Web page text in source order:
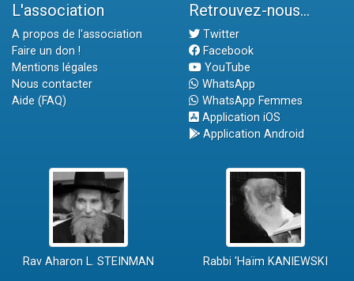
L'association
A propos de l'association
Faire un don !
Mentions légales
Nous contacter
Aide (FAQ)
Retrouvez-nous...
Twitter
Facebook
YouTube
WhatsApp
WhatsApp Femmes
Application iOS
Application Android
Rav Aharon L. STEINMAN Rabbi 'Haïm KANIEWSKI